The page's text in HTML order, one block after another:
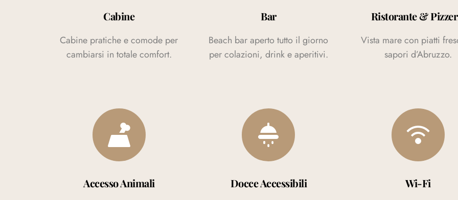
Cabine
Cabine pratiche e comode per
cambiarsi in totale comfort.
Bar
Beach bar aperto tutto il giorno
per colazioni, drink e aperitivi.
Ristorante &
Vista mare con piatti
sapori d’Abruzzo.
Accesso Animali Docce Accessibili Wi-Fi